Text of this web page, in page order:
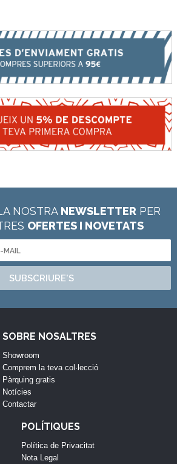
NOSTRA NEWSLETTER PER
OFERTES I NOVETATS
SUBSCRIURE'S
SOBRE NOSALTRES
Showroom
Comprem la teva col·lecció
Pàrquing gratis
Notícies
Contactar
POLÍTIQUES
Política de Privacitat
Nota Legal